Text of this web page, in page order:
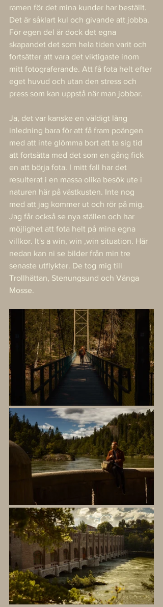
ramen för det mina kunder har beställt.
Det är såklart kul och givande att jobba.
För egen del är dock det egna
skapandet det som hela tiden varit och
fortsätter att vara det viktigaste inom
mitt fotograferande. Att få fota helt efter
eget huvud och utan den stress och
press som kan uppstå när man jobbar.
Ja, det var kanske en väldigt lång
inledning bara för att få fram poängen
med att inte glömma bort att ta sig tid
att fortsätta med det som en gång fick
en att börja fota. I mitt fall har det
resulterat i en massa olika besök ute i
naturen här på västkusten. Inte nog
med att jag kommer ut och rör på mig.
Jag får också se nya ställen och har
möjlighet att fota helt på mina egna
villkor. It's a win, win ,win situation. Här
nedan kan ni se bilder från min tre
senaste utflykter. De tog mig till
Trollhättan, Stenungsund och Vänga
Mosse.